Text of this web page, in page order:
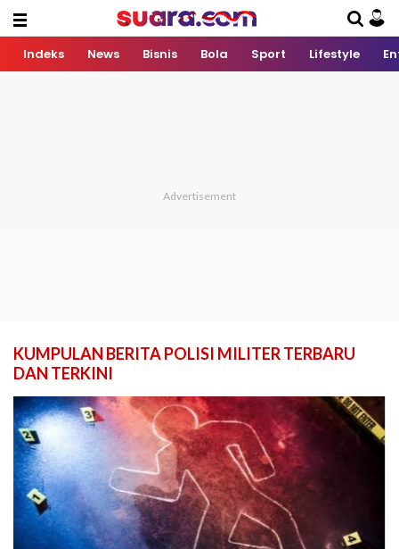
Indeks News Bisnis Bola Sport Lifestyle
KUMPULAN BERITA POLISI MILITER TERBARU
DAN TERKINI